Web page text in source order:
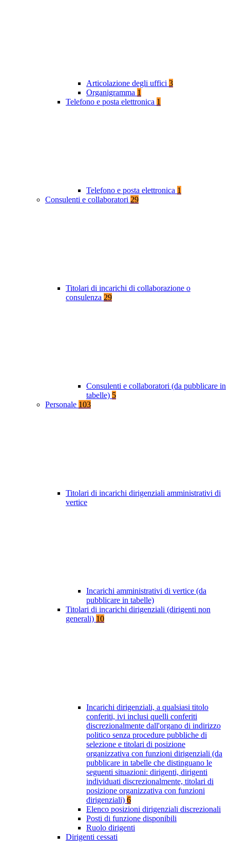
Articolazione degli uffici 3
Organigramma 1
Telefono e posta elettronica 1
Telefono e posta elettronica 1
Consulenti e collaboratori 29
Titolari di incarichi di collaborazione o
consulenza 29
Consulenti e collaboratori (da pubblicare in
tabelle) 5
Personale 103
Titolari di incarichi dirigenziali amministrativi di
vertice
Incarichi amministrativi di vertice (da
pubblicare in tabelle)
Titolari di incarichi dirigenziali (dirigenti non
generali) 10
Incarichi dirigenziali, a qualsiasi titolo
conferiti, ivi inclusi quelli conferiti
discrezionalmente dall'organo di indirizzo
politico senza procedure pubbliche di
selezione e titolari di posizione
organizzativa con funzioni dirigenziali (da
pubblicare in tabelle che distinguano le
seguenti situazioni: dirigenti, dirigenti
individuati discrezionalmente, titolari di
posizione organizzativa con funzioni
dirigenziali) 6
Elenco posizioni dirigenziali discrezionali
Posti di funzione disponibili
Ruolo dirigenti
Dirigenti cessati